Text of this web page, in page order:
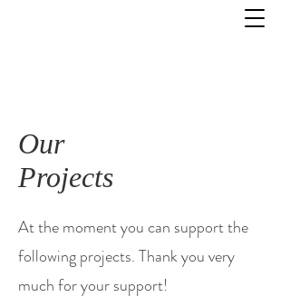
Our
Projects
At the moment you can support the
following projects. Thank you very
much for your support!